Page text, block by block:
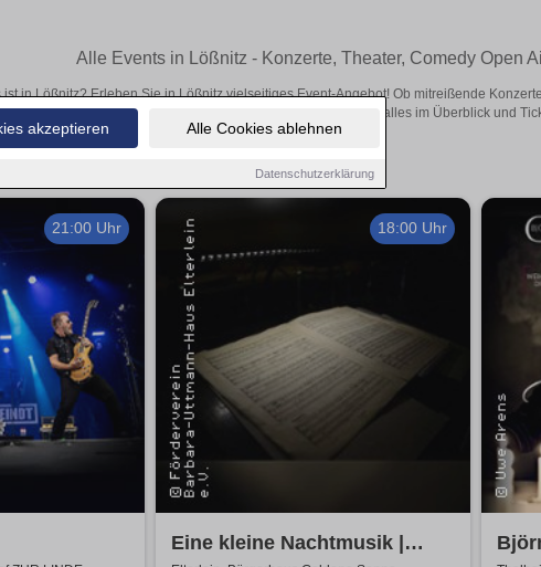
akzeptieren Alle Cookies ablehnen
Datenschutzerklärung
Alle Events in Lößnitz - Konzerte, Theater, Comedy Open
in Lößnitz? Erleben Sie in Lößnitz vielseitiges Event-Angebot! Ob mitreißende
aufregende Veranstaltungen in Lößnitz – hier finden alles im Überblick und
21:00 Uhr 18:00 Uhr
Eine kleine Nachtmusik |